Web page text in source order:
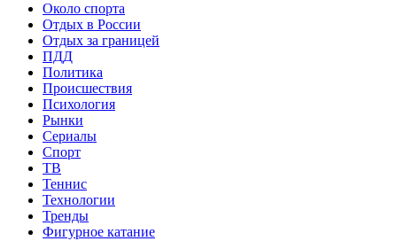
Около спорта
Отдых в России
Отдых за границей
ПДД
Политика
Происшествия
Психология
Рынки
Сериалы
Спорт
ТВ
Теннис
Технологии
Тренды
Фигурное катание